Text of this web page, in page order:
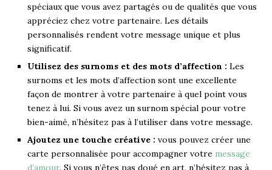
spéciaux que vous avez partagés ou de qualités que vous
appréciez chez votre partenaire. Les détails
personnalisés rendent votre message unique et plus
significatif.
Utilisez des surnoms et des mots d’affection : Les
surnoms et les mots d’affection sont une excellente
façon de montrer à votre partenaire à quel point vous
tenez à lui. Si vous avez un surnom spécial pour votre
bien-aimé, n’hésitez pas à l’utiliser dans votre message.
Ajoutez une touche créative : vous pouvez créer une
carte personnalisée pour accompagner votre message
d’amour. Si vous n’êtes pas doué en art, n’hésitez pas à